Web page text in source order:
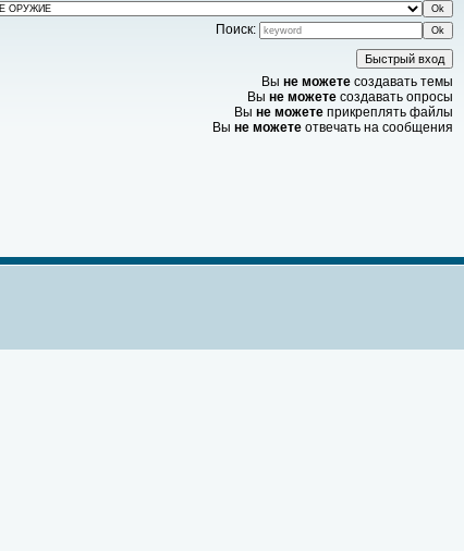
Поиск:
Вы не можете создавать темы
Вы не можете создавать опросы
Вы не можете прикреплять файлы
Вы не можете отвечать на сообщения